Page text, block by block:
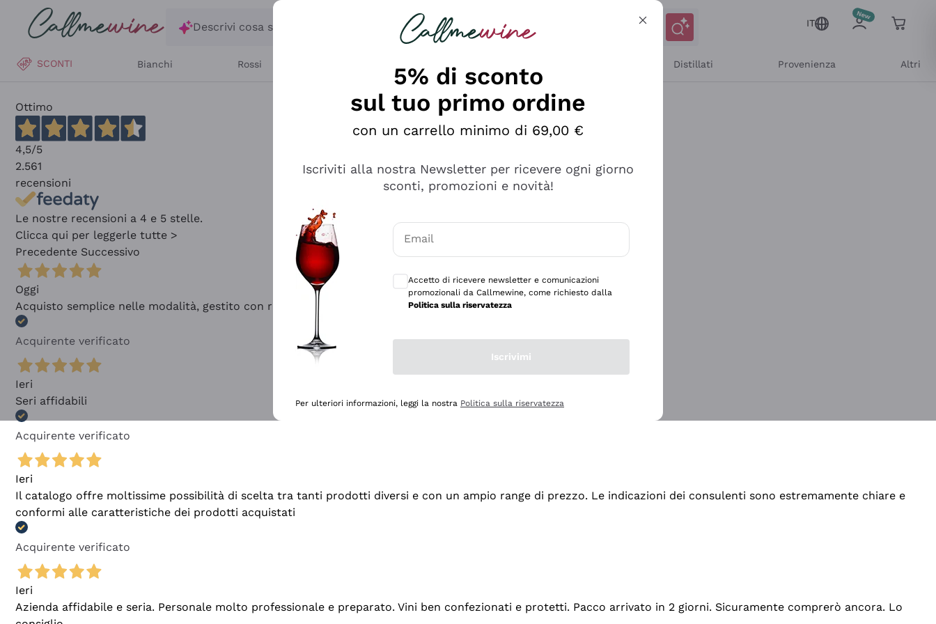
Salta al contenuto principale
Descrivi cosa stai cercando
IT
SCONTI Bianchi Rossi Distillati Provenienza Altri
Ottimo
4,5/5
2.561
recensioni
Le nostre recensioni a 4 e 5 stelle.
Clicca qui per leggerle tutte >
Precedente Successivo
Oggi
Acquisto semplice nelle modalità, gestito con rapidità e professionalità
Acquirente verificato
Ieri
Seri affidabili
Acquirente verificato
Ieri
Il catalogo offre moltissime possibilità di scelta tra tanti prodotti diversi e con un ampio range di prezzo. Le indicazioni dei consulenti sono estremamente chiare e
conformi alle caratteristiche dei prodotti acquistati
Acquirente verificato
Ieri
Azienda affidabile e seria. Personale molto professionale e preparato. Vini ben confezionati e protetti. Pacco arrivato in 2 giorni. Sicuramente comprerò ancora. Lo
5% di sconto
sul tuo primo ordine
con un carrello minimo di 69,00 €
Iscriviti alla nostra Newsletter per ricevere ogni giorno
sconti, promozioni e novità!
Email
Accetto di ricevere newsletter e comunicazioni
promozionali da Callmewine, come richiesto dalla
Politica sulla riservatezza
Iscrivimi
Per ulteriori informazioni, leggi la nostra Politica sulla riservatezza